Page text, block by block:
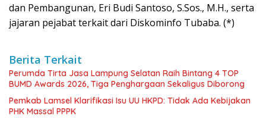
dan Pembangunan, Eri Budi Santoso, S.Sos., M.H., serta
jajaran pejabat terkait dari Diskominfo Tubaba. (*)
Berita Terkait
Perumda Tirta Jasa Lampung Selatan Raih Bintang 4 TOP
BUMD Awards 2026, Tiga Penghargaan Sekaligus Diborong
Pemkab Lamsel Klarifikasi Isu UU HKPD: Tidak Ada Kebijakan
PHK Massal PPPK